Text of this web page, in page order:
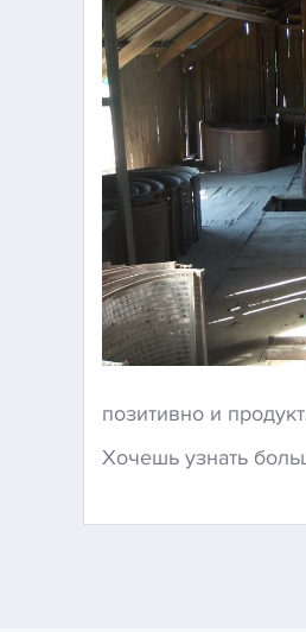
позитивно и
Хочешь узнать